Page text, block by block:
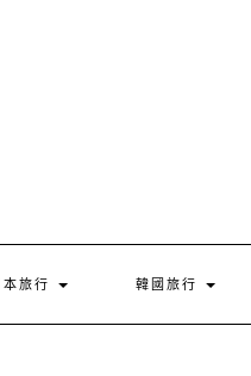
本旅行 韓國旅行